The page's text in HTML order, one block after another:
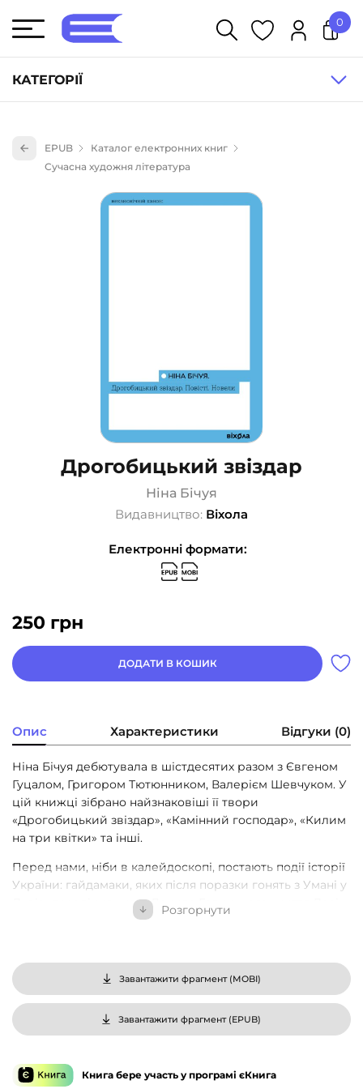
КАТЕГОРІЇ
Книги для дітей (836)
Науково-популярна література (1015)
0
EPUB
Каталог електронних книг
Сучасна художня література
Дрогобицький звіздар
Ніна Бічуя
Видавництво: Віхола
Електронні формати:
250 грн
ДОДАТИ В КОШИК
Опис Характеристики Відгуки (0)
Ніна Бічуя дебютувала в шістдесятих разом з Євгеном
Гуцалом, Григором Тютюнником, Валерієм Шевчуком. У
цій книжці зібрано найзнаковіші її твори
«Дрогобицький звіздар», «Камінний господар», «Килим
на три квітки» та інші.
Перед нами, ніби в калейдоскопі, постають події історії
України: гайдамаки, яких після поразки гонять з Умані у
Львів, правління князя Данила Галицького, життя Лесі
Українки, смерть Сталіна. Але у фокусі письменниці не
впливають на них і як людина бачить себе в історії? Чи
залишається страх перед тираном, коли сам він гине?
Якою могла бути Леся Українка? Зрештою, як
відкривається письменник чи письменниця, дістаючи з
Так історичні сюжети переплітаються з простими
Розгорнути
Завантажити фрагмент (MOBI)
Завантажити фрагмент (EPUB)
Книга бере участь у програмі єКнига